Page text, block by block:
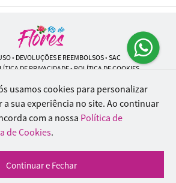
• DEVOLUÇÕES E REEMBOLSOS• SAC
DE PRIVACIDADE• POLÍTICA DE COOKIES
| CNPJ: 18.184.423/0001-74
42 - Rio de Janeiro - RJ - 20.920-340
96451-9290| Telefone: (21) 9 6715-9790
reservados - Desenvolvido por
Inteligentes
usamos cookies para personalizar
sua experiência no site. Ao continuar
com a nossa Política de
de Cookies.
Continuar e Fechar